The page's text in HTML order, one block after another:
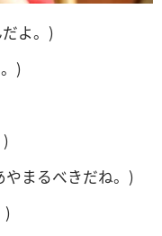
よ。)
)
まるべきだね。)
)